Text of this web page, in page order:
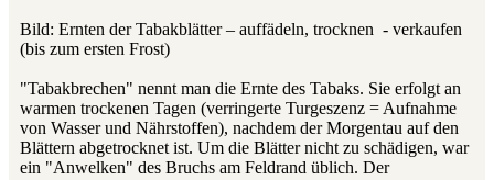
Bild: Ernten der Tabakblätter – auffädeln, trocknen - verkaufen
(bis zum ersten Frost)
"Tabakbrechen" nennt man die Ernte des Tabaks. Sie erfolgt an
warmen trockenen Tagen (verringerte Turgeszenz = Aufnahme
von Wasser und Nährstoffen), nachdem der Morgentau auf den
Blättern abgetrocknet ist. Um die Blätter nicht zu schädigen, war
ein "Anwelken" des Bruchs am Feldrand üblich. Der